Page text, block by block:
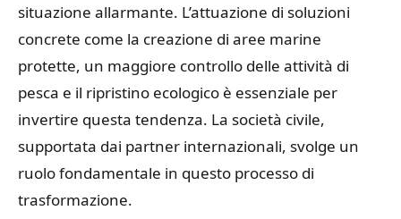
situazione allarmante. L’attuazione di soluzioni
concrete come la creazione di aree marine
protette, un maggiore controllo delle attività di
pesca e il ripristino ecologico è essenziale per
invertire questa tendenza. La società civile,
supportata dai partner internazionali, svolge un
ruolo fondamentale in questo processo di
trasformazione.